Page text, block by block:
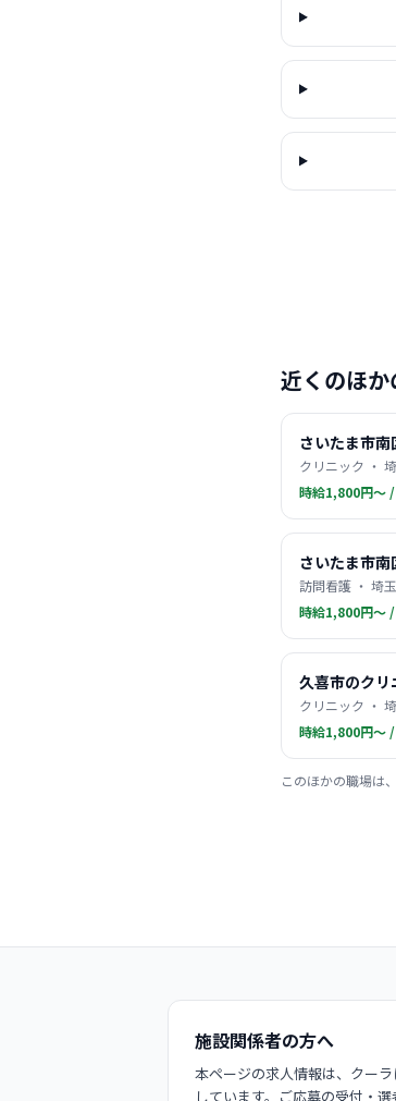
近くのほ
さいたま市
クリニック ・
時給1,800円〜
さいたま市
訪問看護 ・ 埼
時給1,800円〜
久喜市のクリ
クリニック ・
時給1,800円〜
このほかの職場は
施設関係者の方へ
本ページの求人情報は、クー
しています。ご応募の受付・